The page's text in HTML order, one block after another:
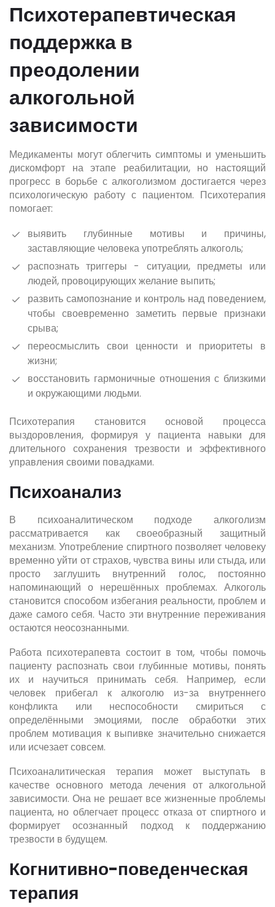
Психотерапевтическая
поддержка в
преодолении
алкогольной
зависимости
Медикаменты могут облегчить симптомы и уменьшить
дискомфорт на этапе реабилитации, но настоящий
прогресс в борьбе с алкоголизмом достигается через
психологическую работу с пациентом. Психотерапия
помогает:
выявить глубинные мотивы и причины,
заставляющие человека употреблять алкоголь;
распознать триггеры - ситуации, предметы или
людей, провоцирующих желание выпить;
развить самопознание и контроль над поведением,
чтобы своевременно заметить первые признаки
срыва;
переосмыслить свои ценности и приоритеты в
жизни;
восстановить гармоничные отношения с близкими
и окружающими людьми.
Психотерапия становится основой процесса
выздоровления, формируя у пациента навыки для
длительного сохранения трезвости и эффективного
управления своими повадками.
Психоанализ
В психоаналитическом подходе алкоголизм
рассматривается как своеобразный защитный
механизм. Употребление спиртного позволяет человеку
временно уйти от страхов, чувства вины или стыда, или
просто заглушить внутренний голос, постоянно
напоминающий о нерешённых проблемах. Алкоголь
становится способом избегания реальности, проблем и
даже самого себя. Часто эти внутренние переживания
остаются неосознанными.
Работа психотерапевта состоит в том, чтобы помочь
пациенту распознать свои глубинные мотивы, понять
их и научиться принимать себя. Например, если
человек прибегал к алкоголю из-за внутреннего
конфликта или неспособности смириться с
определёнными эмоциями, после обработки этих
проблем мотивация к выпивке значительно снижается
или исчезает совсем.
Психоаналитическая терапия может выступать в
качестве основного метода лечения от алкогольной
зависимости. Она не решает все жизненные проблемы
пациента, но облегчает процесс отказа от спиртного и
формирует осознанный подход к поддержанию
трезвости в будущем.
Когнитивно-поведенческая
терапия